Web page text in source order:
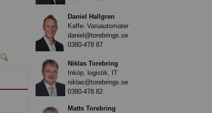
Daniel Hallgren
Kaffe- Varuautomater
daniel@torebrings.se
0380-478 87
Niklas Torebring
Inköp, logistik, IT
niklas@torebrings.se
0380-478 82
Matts Torebring